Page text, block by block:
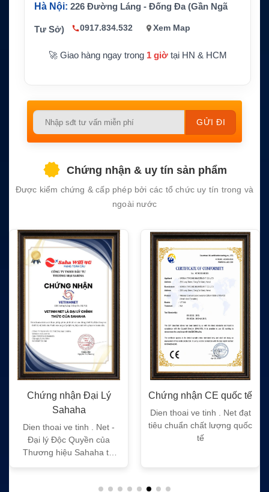
Kích thước t
ham khảo
Land installation hoặc marine installation
Hà Nội: 226 Đường Láng - Đống Đa (Gần Ngã
Tư Sở) 0917.834.532 Xem Map
🚀 Giao hàng ngay trong 1 giờtại HN & HCM
Please
empty.
Chứng nhận & uy tín sản phẩm
Được kiểm chứng & cấp phép bởi các tổ chức uy tín trong và
ngoài nước
Chứng nhận Đại Lý
Sahaha
Dien thoai ve tinh . Net -
Đại lý Độc Quyền của
Thương hiệu Sahaha tại
Chứng nhận CE quốc tế
Dien thoai ve tinh . Net đạt
tiêu chuẩn chất lượng quốc
tế